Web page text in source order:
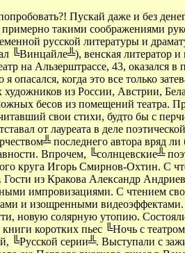
Пускай даже и без
примерно такими соображениями
русской литературы и
╚Винцайле╩), венская
на Альзерштрассе, 43, оказался
опасался, когда это все только
из России, Австрии,
бесов из помещений театра.
свои стихи, будто бы с
от лауреата в деле
последнего автора вряд
Впрочем, ╚солнцевские╩
круга Игорь Смирнов-Охтин. С
из Кракова Александр
импровизациями. С чтением
и изощренными
новую солярную утопию.
коротких пьес ╚Ночь с
╚Русской серии╩. Выступали с